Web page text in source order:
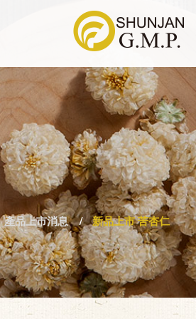
產品上市消息 新品上市 苦杏仁